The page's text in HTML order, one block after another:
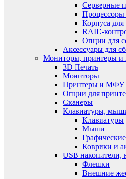
Серверные
Процессоры
Корпуса для
RAID-
Опции для
Аксессуары для
Мониторы, принтеры и
3D Печать
Мониторы
Принтеры и МФУ
Опции для
Сканеры
Клавиатуры,
Клавиатуры
Мыши
Коврики и
USB накопители,
Флешки
Внешние